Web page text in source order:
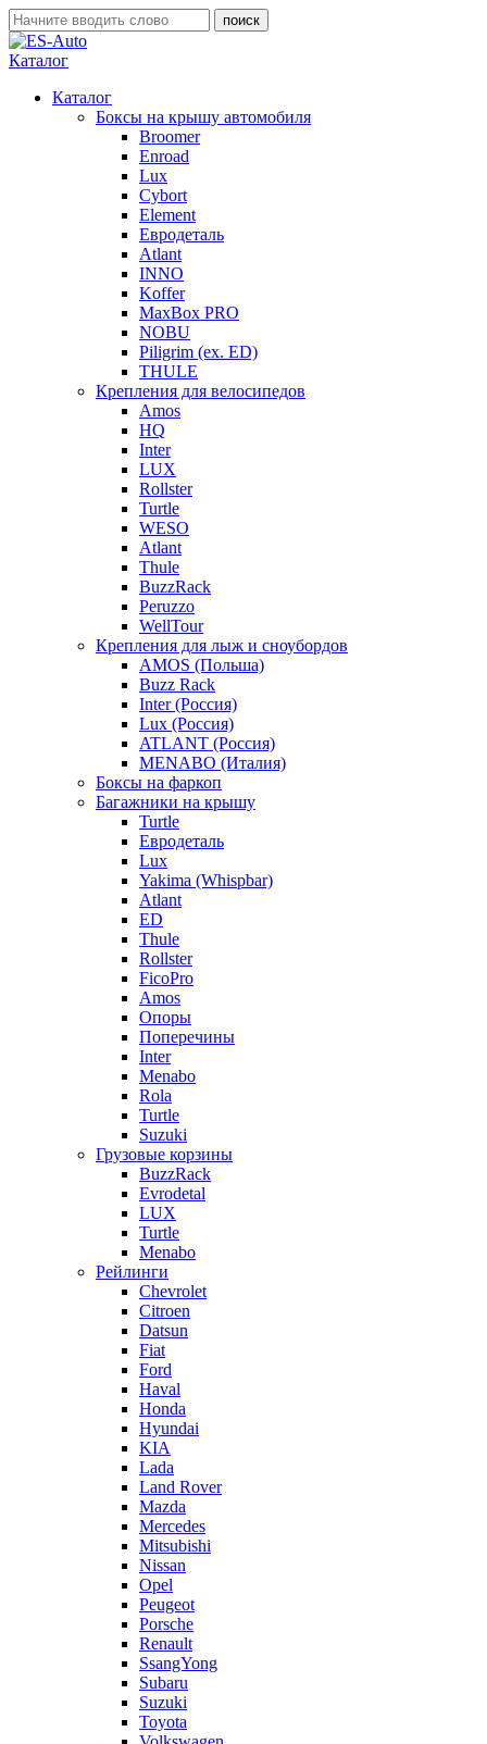
Каталог
Каталог
Боксы на крышу автомобиля
Broomer
Enroad
Lux
Cybort
Element
Евродеталь
Atlant
INNO
Koffer
MaxBox PRO
NOBU
Piligrim (ex. ED)
THULE
Крепления для велосипедов
Amos
HQ
Inter
LUX
Rollster
Turtle
WESO
Atlant
Thule
BuzzRack
Peruzzo
WellTour
Крепления для лыж и сноубордов
AMOS (Польша)
Buzz Rack
Inter (Россия)
Lux (Россия)
ATLANT (Россия)
MENABO (Италия)
Боксы на фаркоп
Багажники на крышу
Turtle
Евродеталь
Lux
Yakima (Whispbar)
Atlant
ED
Thule
Rollster
FicoPro
Amos
Опоры
Поперечины
Inter
Menabo
Rola
Turtle
Suzuki
Грузовые корзины
BuzzRack
Evrodetal
LUX
Turtle
Menabo
Рейлинги
Chevrolet
Citroen
Datsun
Fiat
Ford
Haval
Honda
Hyundai
KIA
Lada
Land Rover
Mazda
Mercedes
Mitsubishi
Nissan
Opel
Peugeot
Porsche
Renault
SsangYong
Subaru
Suzuki
Toyota